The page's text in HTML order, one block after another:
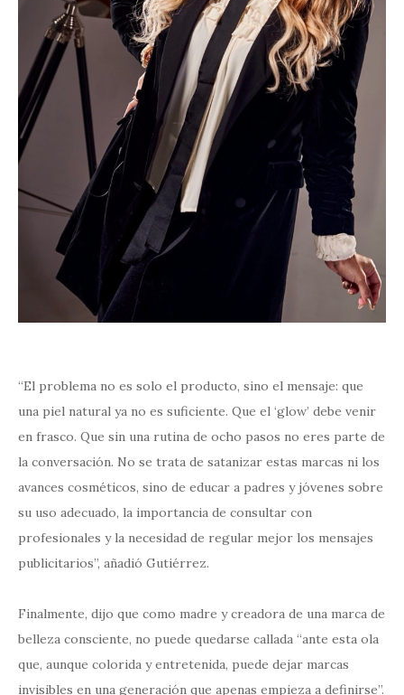
“El problema no es solo el producto, sino el mensaje: que
una piel natural ya no es suficiente. Que el ‘glow’ debe venir
en frasco. Que sin una rutina de ocho pasos no eres parte de
la conversación. No se trata de satanizar estas marcas ni los
avances cosméticos, sino de educar a padres y jóvenes sobre
su uso adecuado, la importancia de consultar con
profesionales y la necesidad de regular mejor los mensajes
publicitarios”, añadió Gutiérrez.
Finalmente, dijo que como madre y creadora de una marca de
belleza consciente, no puede quedarse callada “ante esta ola
que, aunque colorida y entretenida, puede dejar marcas
invisibles en una generación que apenas empieza a definirse”.